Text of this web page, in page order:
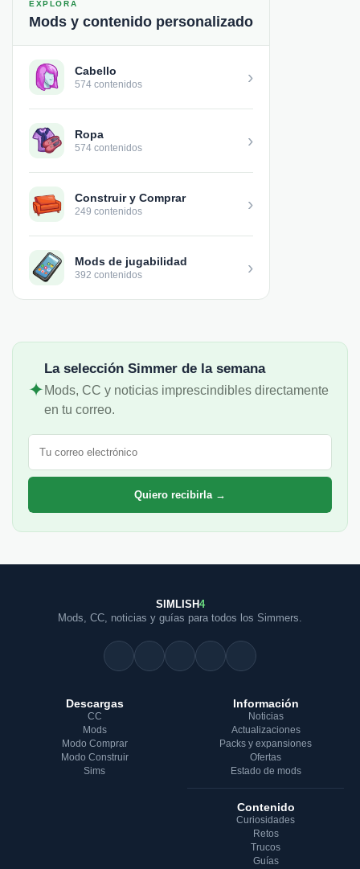
EXPLORA
Mods y contenido personalizado
Cabello
574 contenidos ›
Ropa
574 contenidos ›
Construir y Comprar
249 contenidos ›
Mods de jugabilidad
392 contenidos ›
✦
La selección Simmer de la semana
Mods, CC y noticias imprescindibles directamente
en tu correo.
Correo electrónico
Quiero recibirla →
SIMLISH4
Mods, CC, noticias y guías para todos los Simmers.
Descargas
CC
Mods
Modo Comprar
Modo Construir
Sims
Información
Noticias
Actualizaciones
Packs y expansiones
Ofertas
Estado de mods
Contenido
Curiosidades
Retos
Trucos
Guías